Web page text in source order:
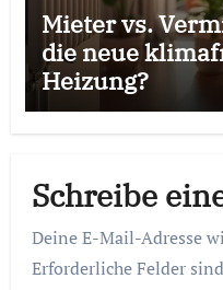
Mieter vs.
die neue
Heizung?
Schreibe
Deine E-Mail-Adresse
Erforderliche Felder